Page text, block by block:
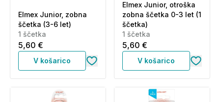
Elmex Junior, zobna
ščetka (3-6 let)
1 ščetka
5,60 €
V košarico
Elmex Junior, otroška
zobna ščetka 0-3 let (1
ščetka)
1 ščetka
5,60 €
V košarico